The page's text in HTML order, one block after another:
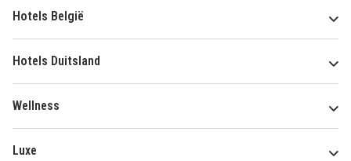
Hotels België
Hotels Duitsland
Wellness
Luxe